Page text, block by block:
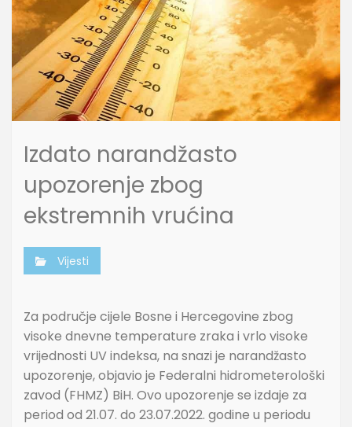
Izdato narandžasto
upozorenje zbog
ekstremnih vrućina
Vijesti
Za područje cijele Bosne i Hercegovine zbog
visoke dnevne temperature zraka i vrlo visoke
vrijednosti UV indeksa, na snazi je narandžasto
upozorenje, objavio je Federalni hidrometerološki
zavod (FHMZ) BiH. Ovo upozorenje se izdaje za
period od 21.07. do 23.07.2022. godine u periodu